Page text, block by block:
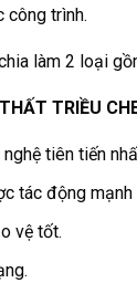
công trình.
làm 2 loại
TRIỀU
tiên tiến
tác động mạnh
vệ tốt.